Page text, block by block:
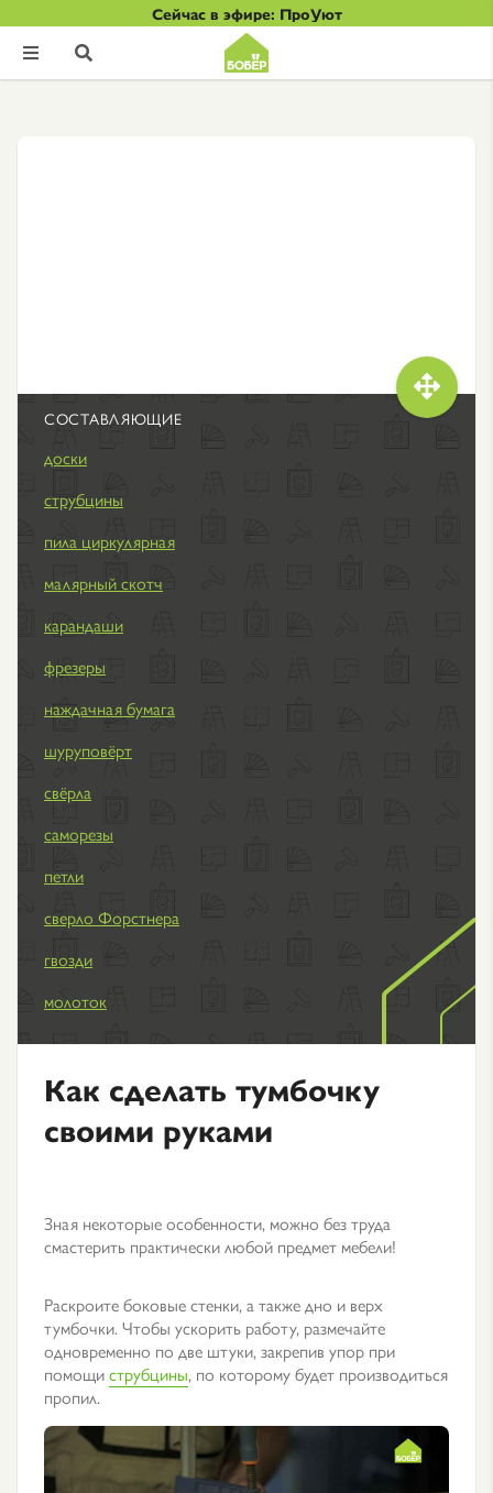
Сейчас в эфире: ПроУют
 

СОСТАВЛЯЮЩИЕ
доски
струбцины
пила циркулярная
малярный скотч
карандаши
фрезеры
наждачная бумага
шуруповёрт
свёрла
саморезы
петли
сверло Форстнера
гвозди
молоток
Как сделать тумбочку
своими руками
Зная некоторые особенности, можно без труда
смастерить практически любой предмет мебели!
Раскроите боковые стенки, а также дно и верх
тумбочки. Чтобы ускорить работу, размечайте
одновременно по две штуки, закрепив упор при
помощиструбцины, по которому будет производиться
пропил.